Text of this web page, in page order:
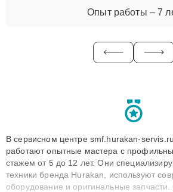
Опыт работы – 7
В сервисном центре smf.hurakan-
работают опытные мастера с
стажем от 5 до 12 лет. Они
техники бренда Hurakan, используют
оборудование и оригинальные